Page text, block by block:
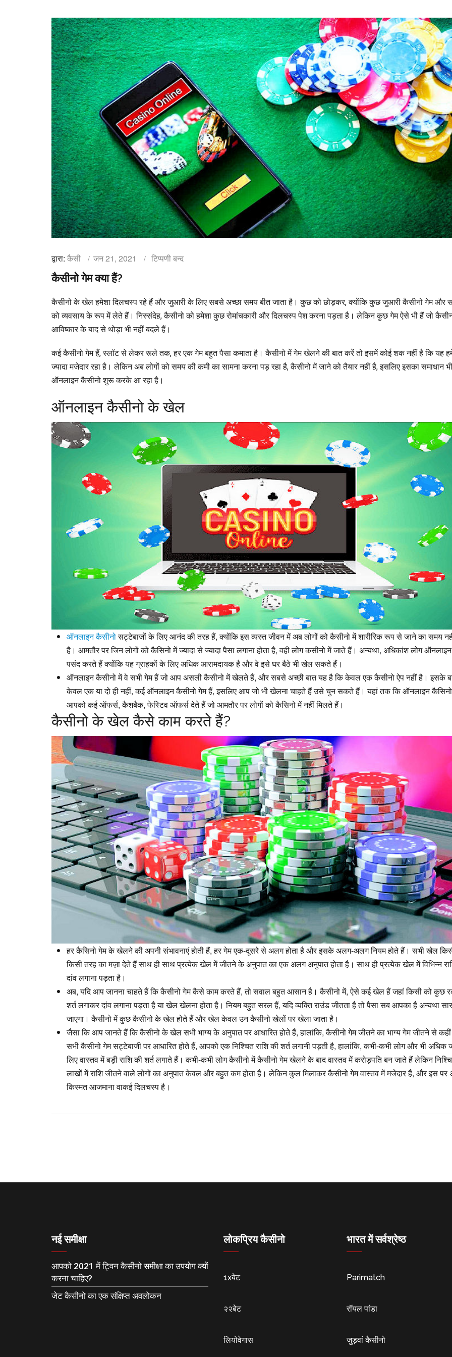
द्वारा: कैसी जन 21, 2021 टिप्पणी बन्द
कैसीनो गेम क्या हैं?
कैसीनो के खेल हमेशा दिलचस्प रहे हैं और जुआरी के लिए सबसे अच्छा समय बीत जाता है। कुछ को छोड़कर, क्योंकि कुछ जुआरी कैसीनो गेम और
को व्यवसाय के रूप में लेते हैं। निस्संदेह, कैसीनो को हमेशा कुछ रोमांचकारी और दिलचस्प पेश करना पड़ता है। लेकिन कुछ गेम ऐसे भी हैं जो
आविष्कार के बाद से थोड़ा भी नहीं बदले हैं।
कई कैसीनो गेम हैं, स्लॉट से लेकर रूले तक, हर एक गेम बहुत पैसा कमाता है। कैसीनो में गेम खेलने की बात करें तो इसमें कोई शक नहीं है कि यह
ज्यादा मजेदार रहा है। लेकिन अब लोगों को समय की कमी का सामना करना पड़ रहा है, कैसीनो में जाने को तैयार नहीं है, इसलिए इसका समाधान
ऑनलाइन कैसीनो शुरू करके आ रहा है।
ऑनलाइन कैसीनो के खेल
ऑनलाइन कैसीनोसट्टेबाजों के लिए आनंद की तरह हैं, क्योंकि इस व्यस्त जीवन में अब लोगों को कैसीनो में शारीरिक रूप से जाने का समय
है। आमतौर पर जिन लोगों को कैसिनो में ज्यादा से ज्यादा पैसा लगाना होता है, वही लोग कसीनो में जाते हैं। अन्यथा, अधिकांश लोग
पसंद करते हैं क्योंकि यह ग्राहकों के लिए अधिक आरामदायक है और वे इसे घर बैठे भी खेल सकते हैं।
ऑनलाइन कैसीनो में वे सभी गेम हैं जो आप असली कैसीनो में खेलते हैं, और सबसे अच्छी बात यह है कि केवल एक कैसीनो ऐप नहीं है। इसके
केवल एक या दो ही नहीं, कई ऑनलाइन कैसीनो गेम हैं, इसलिए आप जो भी खेलना चाहते हैं उसे चुन सकते हैं। यहां तक कि ऑनलाइन
आपको कई ऑफर्स, कैशबैक, फेस्टिव ऑफर्स देते हैं जो आमतौर पर लोगों को कैसिनो में नहीं मिलते हैं।
कैसीनो के खेल कैसे काम करते हैं?
हर कैसिनो गेम के खेलने की अपनी संभावनाएं होती हैं, हर गेम एक-दूसरे से अलग होता है और इसके अलग-अलग नियम होते हैं। सभी खेल
किसी तरह का मज़ा देते हैं साथ ही साथ प्रत्येक खेल में जीतने के अनुपात का एक अलग अनुपात होता है। साथ ही प्रत्येक खेल में विभिन्न
दांव लगाना पड़ता है।
अब, यदि आप जानना चाहते हैं कि कैसीनो गेम कैसे काम करते हैं, तो सवाल बहुत आसान है। कैसीनो में, ऐसे कई खेल हैं जहां किसी को कुछ
शर्त लगाकर दांव लगाना पड़ता है या खेल खेलना होता है। नियम बहुत सरल हैं, यदि व्यक्ति राउंड जीतता है तो पैसा सब आपका है अन्यथा
जाएगा। कैसीनो में कुछ कैसीनो के खेल होते हैं और खेल केवल उन कैसीनो खेलों पर खेला जाता है।
जैसा कि आप जानते हैं कि कैसीनो के खेल सभी भाग्य के अनुपात पर आधारित होते हैं, हालांकि, कैसीनो गेम जीतने का भाग्य गेम जीतने से
सभी कैसीनो गेम सट्टेबाजी पर आधारित होते हैं, आपको एक निश्चित राशि की शर्त लगानी पड़ती है, हालांकि, कभी-कभी लोग और भी अधिक
लिए वास्तव में बड़ी राशि की शर्त लगाते हैं। कभी-कभी लोग कैसीनो में कैसीनो गेम खेलने के बाद वास्तव में करोड़पति बन जाते हैं लेकिन
लाखों में राशि जीतने वाले लोगों का अनुपात केवल और बहुत कम होता है। लेकिन कुल मिलाकर कैसीनो गेम वास्तव में मजेदार हैं, और इस पर
किस्मत आजमाना वाकई दिलचस्प है।
नई समीक्षा
आपको 2021 में ट्विन कैसीनो समीक्षा का उपयोग क्यों
करना चाहिए?
जेट कैसीनो का एक संक्षिप्त अवलोकन
लोकप्रिय कैसीनो
1xबेट
२२बेट
लियोवेगास
भारत में सर्वश्रेष्ठ
Parimatch
रॉयल पांडा
जुड़वां कैसीनो